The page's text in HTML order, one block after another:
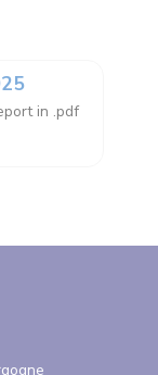
in .pdf